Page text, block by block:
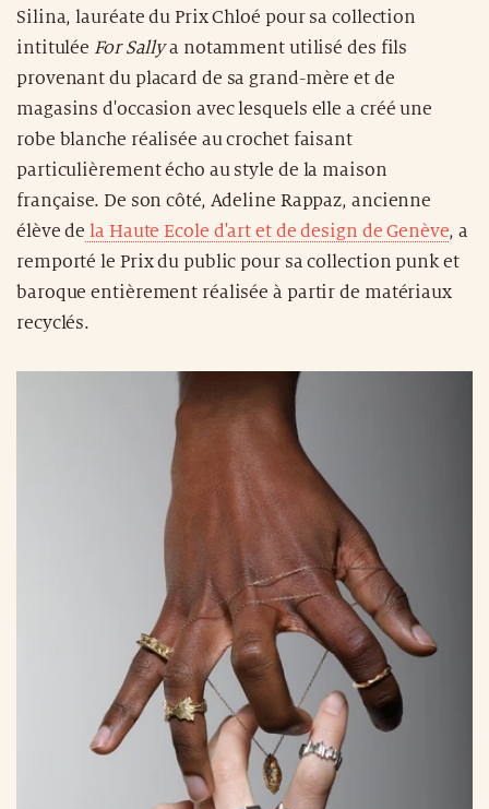
Silina, lauréate du Prix Chloé pour sa collection
intitulée For Sallya notamment utilisé des fils
provenant du placard de sa grand-mère et de
magasins d'occasion avec lesquels elle a créé une
robe blanche réalisée au crochet faisant
particulièrement écho au style de la maison
française. De son côté, Adeline Rappaz, ancienne
élève de la Haute Ecole d'art et de design de Genève, a
remporté le Prix du public pour sa collection punk et
baroque entièrement réalisée à partir de matériaux
recyclés.